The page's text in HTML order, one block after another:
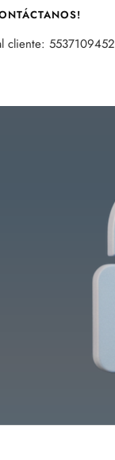
cliente: 5537109452